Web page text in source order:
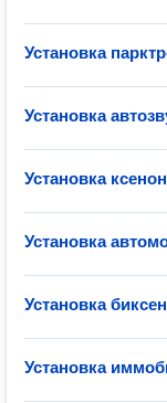
Установка
Установка
Установка
Установка
Установка
Установка